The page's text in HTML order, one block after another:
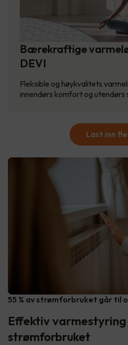
Bærekraftige
DEVI
Fleksible og høykvalitets
innendørs komfort og utendørs
Last inn
55 % av strømforbruket går til
Effektiv varmestyring
strømforbruket